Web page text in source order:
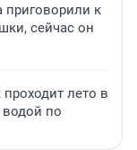
приговорили к
сейчас он
лето в
по